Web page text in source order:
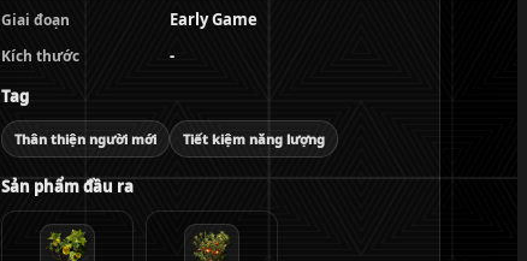
Giai đoạn Early Game
Kích thước
-
Tag
Thân thiện người mới Tiết kiệm năng lượng
Sản phẩm đầu ra